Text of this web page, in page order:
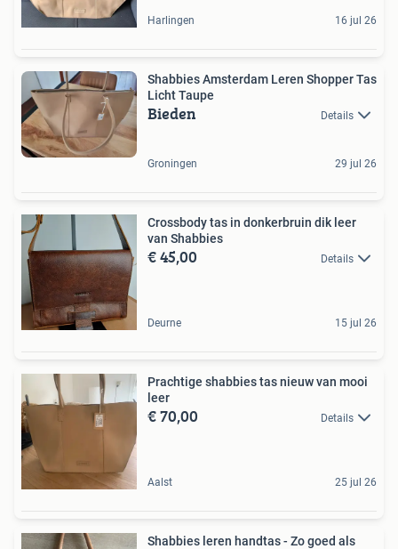
Harlingen 16 jul 26
Shabbies Amsterdam Leren Shopper Tas
Licht Taupe
Bieden Details
Groningen 29 jul 26
Crossbody tas in donkerbruin dik leer
van Shabbies
€ 45,00 Details
Deurne 15 jul 26
Prachtige shabbies tas nieuw van mooi
leer
€ 70,00 Details
Aalst 25 jul 26
Shabbies leren handtas - Zo goed als